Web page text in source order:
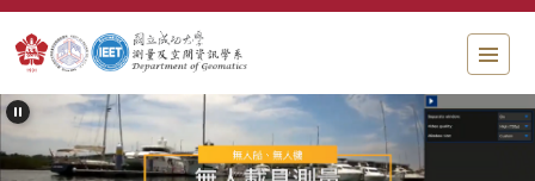
跳
到
主
要
內
容
區